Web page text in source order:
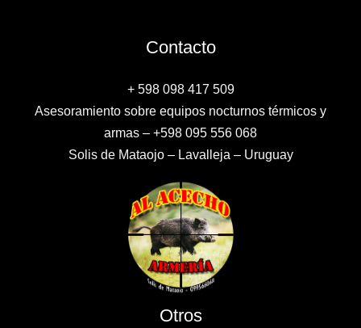
Contacto
+ 598 098 417 509
Asesoramiento sobre equipos nocturnos térmicos y
armas – +598 095 556 068
Solis de Mataojo – Lavalleja – Uruguay
Otros